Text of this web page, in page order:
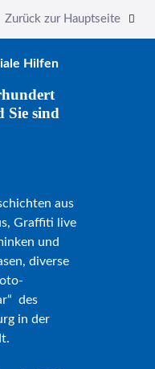
Zurück zur Hauptseite
Hilfen
Sie sind
aus
Graffiti live
und
diverse
des
in der